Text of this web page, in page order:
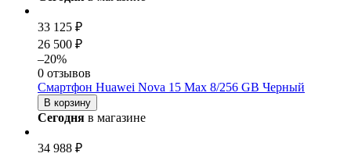
33 125 ₽
26 500 ₽
–20%
0 отзывов
Смартфон Huawei Nova 15 Max 8/256 GB Черный
В корзину
Сегодня в магазине
34 988 ₽